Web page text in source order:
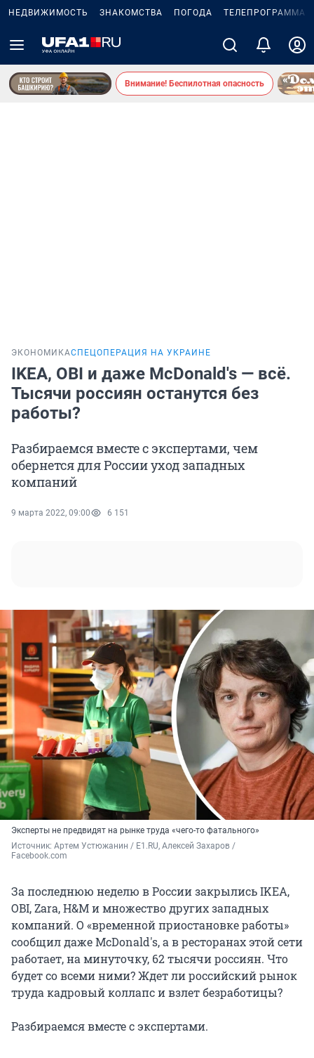
НЕДВИЖИМОСТЬ ЗНАКОМСТВА ПОГОДА ТЕЛЕПРОГРАММА
Внимание! Беспилотная опасность
ЭКОНОМИКАСПЕЦОПЕРАЦИЯ НА УКРАИНЕ
IKEA, OBI и даже McDonald's — всё.
Тысячи россиян останутся без
работы?
Разбираемся вместе с экспертами, чем
обернется для России уход западных
компаний
9 марта 2022, 09:00 6 151
Эксперты не предвидят на рынке труда «чего-то фатального»
Источник: Артем Устюжанин / E1.RU, Алексей Захаров /
Facebook.com
За последнюю неделю в России закрылись IKEA,
OBI, Zara, H&M и множество других западных
компаний. О «временной приостановке работы»
сообщил даже McDonald's, а в ресторанах этой сети
работает, на минуточку, 62 тысячи россиян. Что
будет со всеми ними? Ждет ли российский рынок
труда кадровый коллапс и взлет безработицы?
Разбираемся вместе с экспертами.